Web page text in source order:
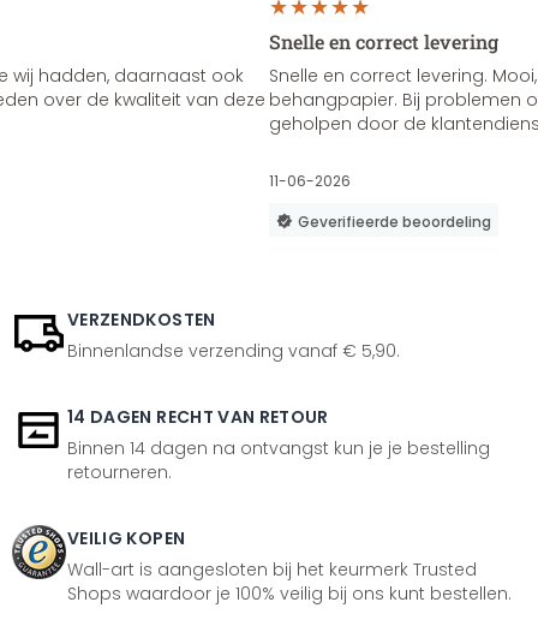
wij hadden, daarnaast ook
over de kwaliteit van deze
Snelle en correct levering
Snelle en correct levering.
behangpapier. Bij problemen
geholpen door de
11-06-2026
Geverifieerde beoordeling
VERZENDKOSTEN
Binnenlandse verzending vanaf € 5,90.
14 DAGEN RECHT VAN RETOUR
Binnen 14 dagen na ontvangst kun je je bestelling
retourneren.
VEILIG KOPEN
Wall-art is aangesloten bij het keurmerk Trusted
Shops waardoor je 100% veilig bij ons kunt bestellen.